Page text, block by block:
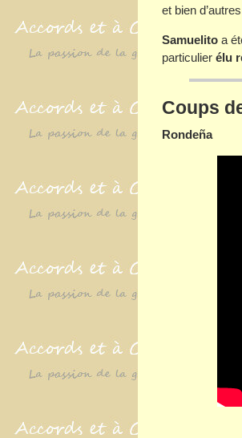
et bien
Samuelitoa
particulier élu
Coups
Rondeña